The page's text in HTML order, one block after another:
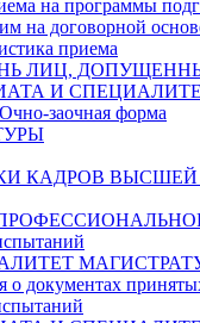
на программы
на договорной
приема
ЛИЦ,
И
Очно-заочная форма
КАДРОВ
документах